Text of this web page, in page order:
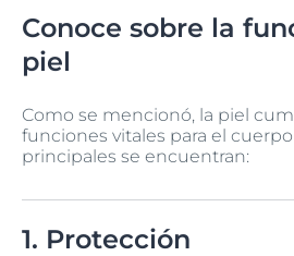
Conoce sobre la
piel
Como se mencionó, la piel
funciones vitales para el
principales se encuentran:
1. Protección